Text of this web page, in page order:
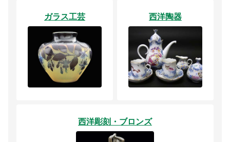
ガラス工芸 西洋陶器
西洋彫刻・ブロンズ